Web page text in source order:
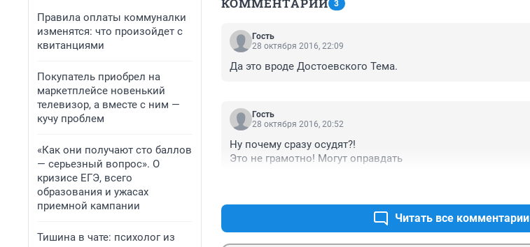
Правила оплаты коммуналки
изменятся: что произойдет с
квитанциями
Покупатель приобрел на
маркетплейсе новенький
телевизор, а вместе с ним —
кучу проблем
«Как они получают сто баллов
— серьезный вопрос». О
кризисе ЕГЭ, всего
образования и ужасах
приемной кампании
Тишина в чате: психолог из
3
Гость
28 октября 2016, 22:09
Да это вроде Достоевского Тема.
Гость
28 октября 2016, 20:52
Ну почему сразу осудят?!
Это не грамотно! Могут оправдать
Читать все комментарии